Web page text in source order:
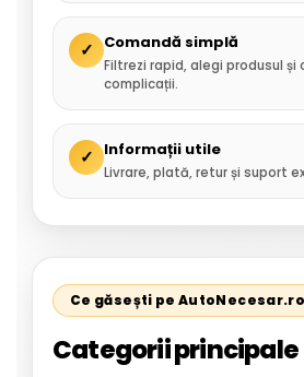
✓ Comandă simplă
Filtrezi rapid, alegi produsul și
complicații.
✓ Informații utile
Livrare, plată, retur și suport
Ce găsești pe AutoNecesar.ro
Categorii principale